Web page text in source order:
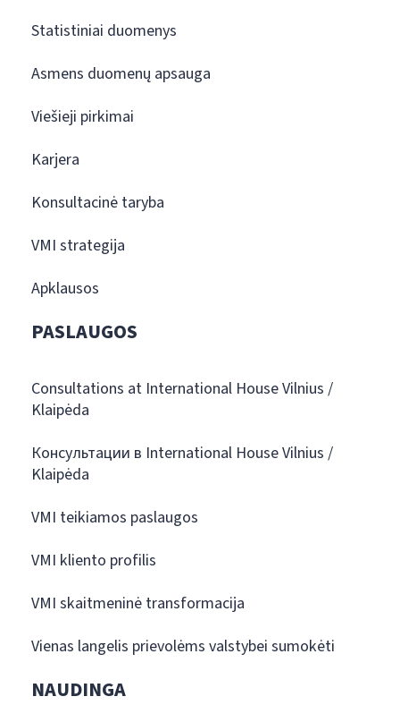
Statistiniai duomenys
Asmens duomenų apsauga
Viešieji pirkimai
Karjera
Konsultacinė taryba
VMI strategija
Apklausos
PASLAUGOS
Consultations at International House Vilnius /
Klaipėda
Консультации в International House Vilnius /
Klaipėda
VMI teikiamos paslaugos
VMI kliento profilis
VMI skaitmeninė transformacija
Vienas langelis prievolėms valstybei sumokėti
NAUDINGA